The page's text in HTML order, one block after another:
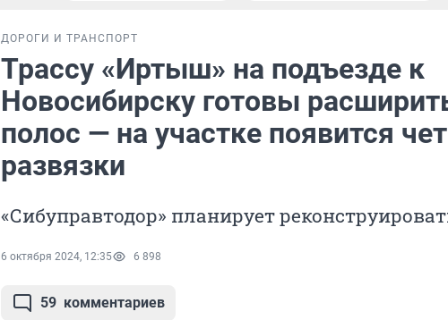
ДОРОГИ И ТРАНСПОРТ
Трассу «Иртыш» на подъезде к
Новосибирску готовы
полос — на участке появится
развязки
«Сибуправтодор» планирует
6 октября 2024, 12:35 6 898
59 комментариев